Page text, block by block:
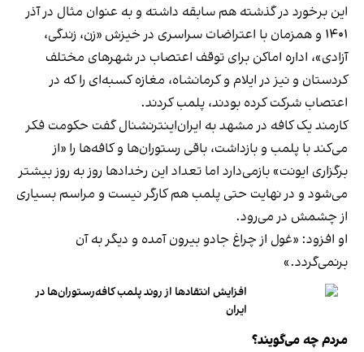
این برخورد در گذشته هم سابقه داشته و به عنوان مثال در آذر
۱۴۰۱ و همزمان با اعتراضات سراسری در خیزش «زن، زندگی،
آزادی»، اداره اماکن برای توقف اعتصاب در شهرهای مختلف
کردستان و نیز در ایلام و کرمانشاه، مغازه کسبه‌ای را که در
اعتصاب شرکت کرده بودند، پلمب کردند.
کارمند یک کافه در مشهد به ایران‌اینترنشنال گفت حکومت فکر
می‌کند با پلمب و بازداشت، باقی رستوران‌ها و کافه‌ها را «از
برگزاری ایونت» بازمی‌دارد اما تعداد این رخدادها روز به روز بیشتر
می‌شود و در نهایت حتی پلمب هم کارگر نیست و مراسم بسیاری
از چشمش در می‌رود.
او افزود: «غول از چراغ جادو بیرون آمده و دیگر به آن
برنمی‎‌گردد.»
افزایش انتقادها از روند پلمب کافه‌رستوران‌ها در
ایران
مردم چه می‌گویند؟